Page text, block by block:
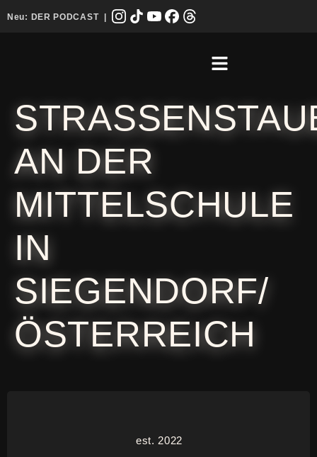
Neu: DER PODCAST|
AN DER
MITTELSCHULE
IN
SIEGENDORF/
ÖSTERREICH
est. 2022